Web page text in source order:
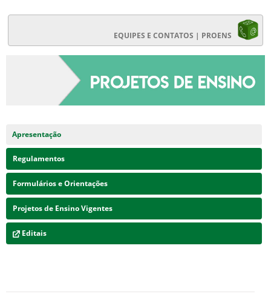
EQUIPES E CONTATOS | PROENS
Apresentação
Regulamentos
Formulários e Orientações
Projetos de Ensino Vigentes
Editais